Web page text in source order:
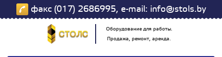
факс (017) 2686995, e-mail: info@stols.by
Оборудование для работы.
Продажа, ремонт, аренда.